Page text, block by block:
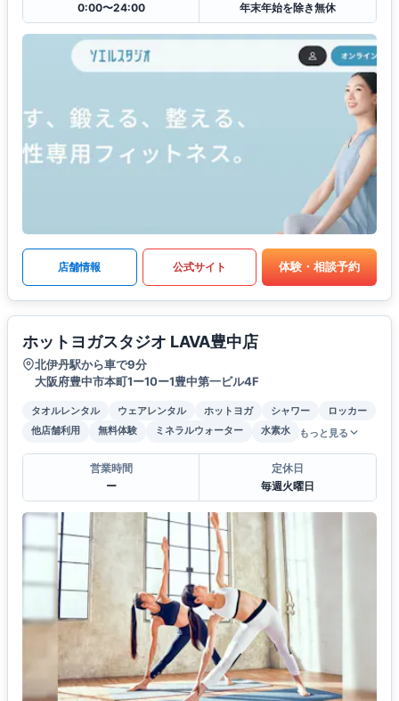
0:00〜24:00
年末年始を除き無休
店舗情報 公式サイト 体験・相談予約
ホットヨガスタジオ LAVA豊中店
北伊丹駅から車で9分
大阪府豊中市本町1ー10ー1豊中第一ビル4F
タオルレンタル ウェアレンタル ホットヨガ シャワー
ロッカー
他店舗利用
無料体験 ミネラルウォーター 水素水 もっと見る
営業時間
ー
定休日
毎週火曜日